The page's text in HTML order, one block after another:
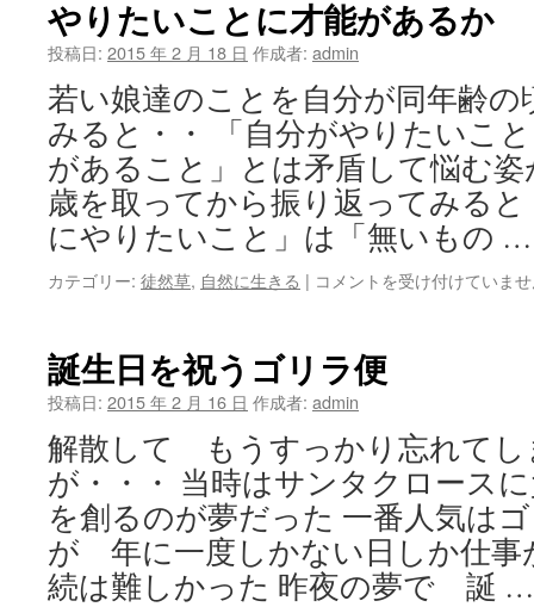
ー
木
の
よ
う
に
命
循
す
やりたいことに才能があるか
投稿日: 2015 年 2 月 18 日 作成者: admin
若い娘達のことを自分が同年齢
みると・・ 「自分がやりたいこ
があること」とは矛盾して悩む
歳を取ってから振り返ってみる
にやりたいこと」は「無いもの
カテゴリー: 徒然草, 自然に生きる | や
こ
と
才
能
が
あ
る
か
は
コメントを受け付けていま
誕生日を祝うゴリラ便
投稿日: 2015 年 2 月 16 日 作成者: admin
解散して もうすっかり忘れてし
が・・・ 当時はサンタクロース
を創るのが夢だった 一番人気は
が 年に一度しかない日しか仕事
続は難しかった 昨夜の夢で 誕